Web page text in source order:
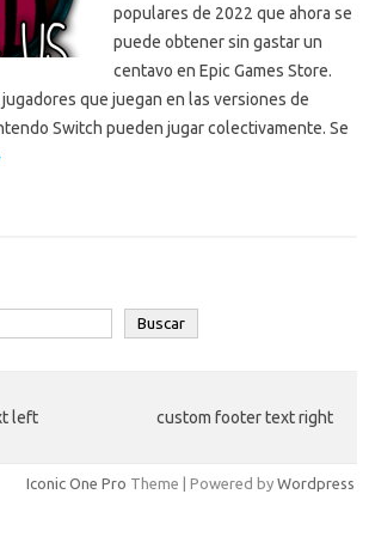
populares de 2022 que ahora se
puede obtener sin gastar un
centavo en Epic Games Store.
que juegan en las versiones de
Switch pueden jugar colectivamente. Se
Buscar
left custom footer text right
Iconic One Pro Theme | Powered by Wordpress